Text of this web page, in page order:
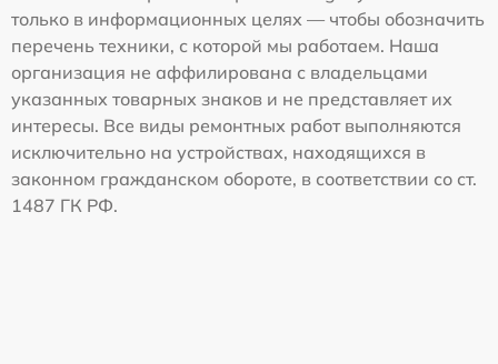
только в информационных целях — чтобы обозначить
перечень техники, с которой мы работаем. Наша
организация не аффилирована с владельцами
указанных товарных знаков и не представляет их
интересы. Все виды ремонтных работ выполняются
исключительно на устройствах, находящихся в
законном гражданском обороте, в соответствии со ст.
1487 ГК РФ.